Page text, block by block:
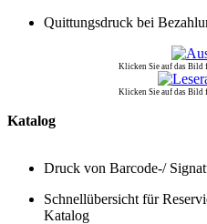
Quittungsdruck bei
Klicken Sie auf das Bild
Klicken Sie auf das Bild
Katalog
Druck von Barcode-/
Schnellübersicht für
Katalog